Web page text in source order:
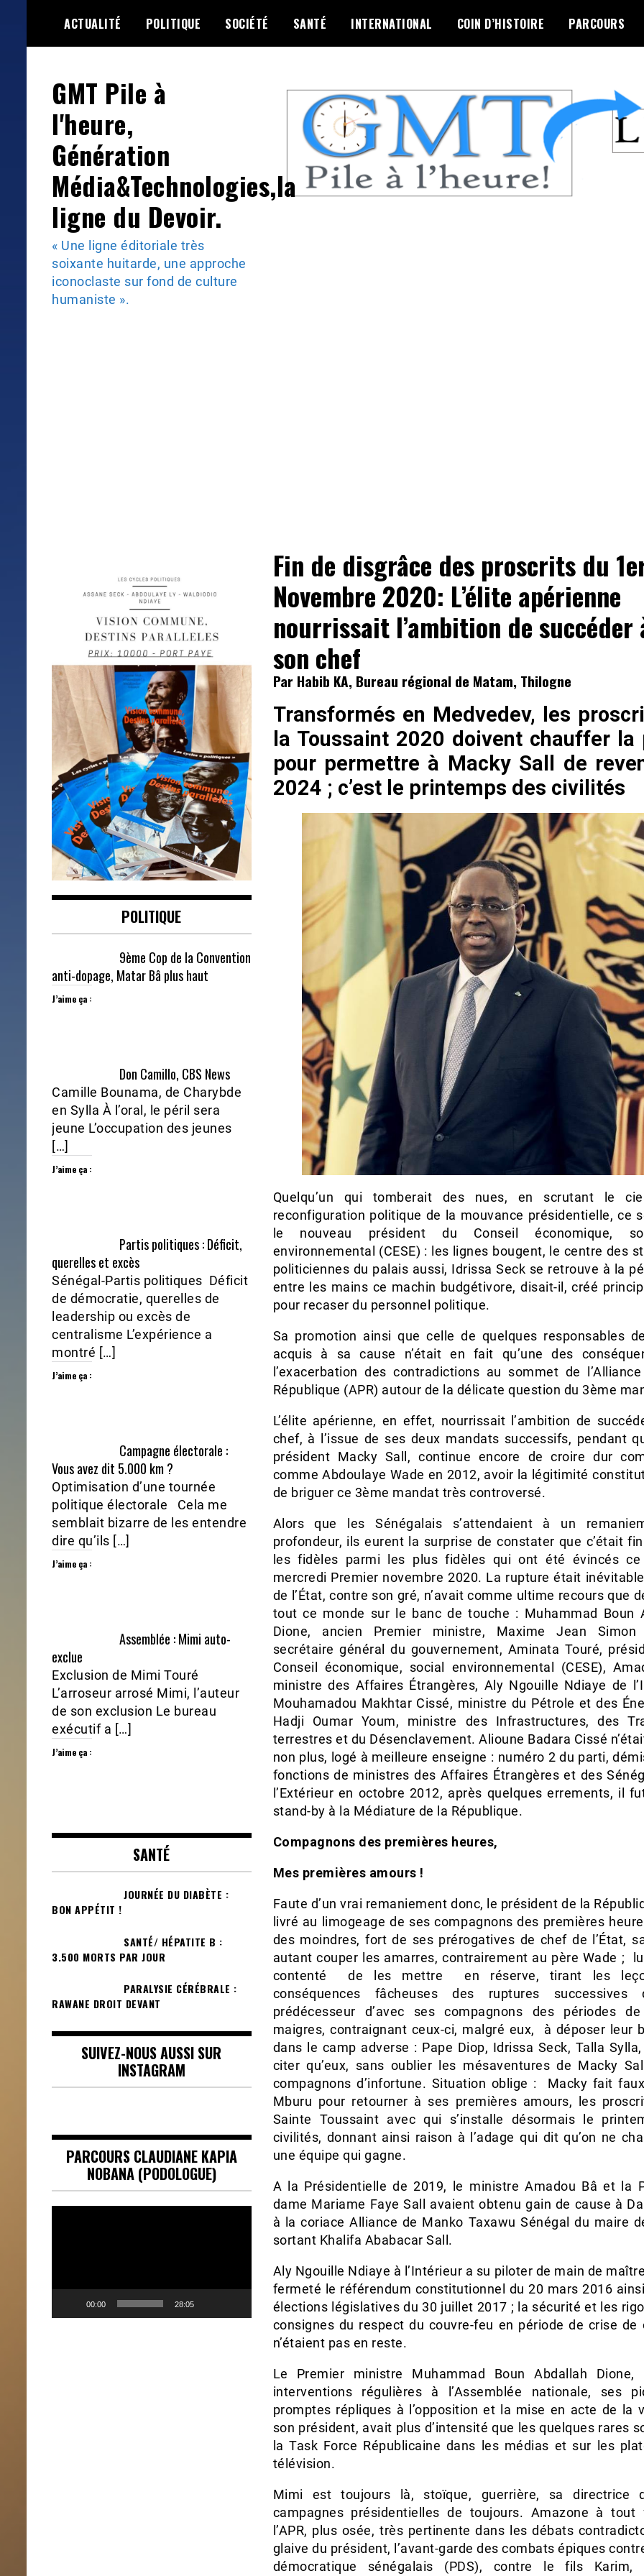
content
ACTUALITÉ POLITIQUE SOCIÉTÉ SANTÉ INTERNATIONAL COIN D’HISTOIRE PARCOURS
GMT Pile à
l'heure,
Génération
Média&Technologies,la
ligne du Devoir.
« Une ligne éditoriale très
soixante huitarde, une approche
iconoclaste sur fond de culture
humaniste ».
Fin de disgrâce des proscrits du
Novembre 2020: L’élite apérienne
nourrissait l’ambition de succéder
son chef
Par Habib KA, Bureau régional de Matam, Thilogne
Transformés en Medvedev, les
la Toussaint 2020 doivent chauffer la
pour permettre à Macky Sall de
2024 ; c’est le printemps des civilités
Quelqu’un qui tomberait des nues, en scrutant le
reconfiguration politique de la mouvance présidentielle, ce
le nouveau président du Conseil économique,
environnemental (CESE) : les lignes bougent, le centre des
politiciennes du palais aussi, Idrissa Seck se retrouve à la
entre les mains ce machin budgétivore, disait-il, créé
pour recaser du personnel politique.
Sa promotion ainsi que celle de quelques responsables
acquis à sa cause n’était en fait qu’une des
l’exacerbation des contradictions au sommet de
République (APR) autour de la délicate question du 3ème
L’élite apérienne, en effet, nourrissait l’ambition de
chef, à l’issue de ses deux mandats successifs, pendant
président Macky Sall, continue encore de croire dur
comme Abdoulaye Wade en 2012, avoir la légitimité
de briguer ce 3ème mandat très controversé.
Alors que les Sénégalais s’attendaient à un
profondeur, ils eurent la surprise de constater que c’était
les fidèles parmi les plus fidèles qui ont été évincés
mercredi Premier novembre 2020. La rupture était
de l’État, contre son gré, n’avait comme ultime recours que
tout ce monde sur le banc de touche : Muhammad Boun
Dione, ancien Premier ministre, Maxime Jean Simon
secrétaire général du gouvernement, Aminata Touré,
Conseil économique, social environnemental (CESE),
ministre des Affaires Étrangères, Aly Ngouille Ndiaye de
Mouhamadou Makhtar Cissé, ministre du Pétrole et des
Hadji Oumar Youm, ministre des Infrastructures, des
terrestres et du Désenclavement. Alioune Badara Cissé
non plus, logé à meilleure enseigne : numéro 2 du parti,
fonctions de ministres des Affaires Étrangères et des
l’Extérieur en octobre 2012, après quelques errements, il
stand-by à la Médiature de la République.
Compagnons des premières heures,
Mes premières amours !
Faute d’un vrai remaniement donc, le président de la
livré au limogeage de ses compagnons des premières
des moindres, fort de ses prérogatives de chef de l’État,
autant couper les amarres, contrairement au père Wade ;
contenté de les mettre en réserve, tirant les
conséquences fâcheuses des ruptures successives
prédécesseur d’avec ses compagnons des périodes
maigres, contraignant ceux-ci, malgré eux, à déposer leur
dans le camp adverse : Pape Diop, Idrissa Seck, Talla
citer qu’eux, sans oublier les mésaventures de Macky
compagnons d’infortune. Situation oblige : Macky fait
Mburu pour retourner à ses premières amours, les
Sainte Toussaint avec qui s’installe désormais le
civilités, donnant ainsi raison à l’adage qui dit qu’on ne
une équipe qui gagne.
A la Présidentielle de 2019, le ministre Amadou Bâ et la
dame Mariame Faye Sall avaient obtenu gain de cause à
à la coriace Alliance de Manko Taxawu Sénégal du maire
sortant Khalifa Ababacar Sall.
Aly Ngouille Ndiaye à l’Intérieur a su piloter de main de
fermeté le référendum constitutionnel du 20 mars 2016
élections législatives du 30 juillet 2017 ; la sécurité et les
consignes du respect du couvre-feu en période de crise de
n’étaient pas en reste.
Le Premier ministre Muhammad Boun Abdallah Dione,
interventions régulières à l’Assemblée nationale, ses
promptes répliques à l’opposition et la mise en acte de la
son président, avait plus d’intensité que les quelques rares
la Task Force Républicaine dans les médias et sur les
télévision.
Mimi est toujours là, stoïque, guerrière, sa directrice
campagnes présidentielles de toujours. Amazone à tout
l’APR, plus osée, très pertinente dans les débats
glaive du président, l’avant-garde des combats épiques
démocratique sénégalais (PDS), contre le fils Karim,
POLITIQUE
9ème Cop de la Convention
anti-dopage, Matar Bâ plus haut
J’aime ça :
Don Camillo, CBS News
Camille Bounama, de Charybde
en Sylla À l’oral, le péril sera
jeune L’occupation des jeunes
[…]
J’aime ça :
Partis politiques : Déficit,
querelles et excès
Sénégal-Partis politiques Déficit
de démocratie, querelles de
leadership ou excès de
centralisme L’expérience a
montré […]
J’aime ça :
Campagne électorale :
Vous avez dit 5.000 km ?
Optimisation d’une tournée
politique électorale Cela me
semblait bizarre de les entendre
dire qu’ils […]
J’aime ça :
Assemblée : Mimi auto-
exclue
Exclusion de Mimi Touré
L’arroseur arrosé Mimi, l’auteur
de son exclusion Le bureau
exécutif a […]
J’aime ça :
SANTÉ
JOURNÉE DU DIABÈTE :
BON APPÉTIT !
SANTÉ/ HÉPATITE B :
3.500 MORTS PAR JOUR
PARALYSIE CÉRÉBRALE :
RAWANE DROIT DEVANT
SUIVEZ-NOUS AUSSI SUR
INSTAGRAM
PARCOURS CLAUDIANE KAPIA
NOBANA (PODOLOGUE)
00:00 28:05